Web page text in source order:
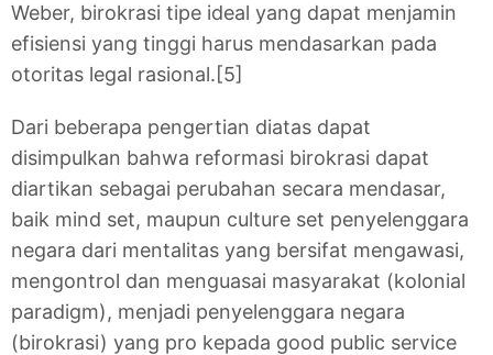
Weber, birokrasi tipe ideal yang dapat menjamin
efisiensi yang tinggi harus mendasarkan pada
otoritas legal rasional.[5]
Dari beberapa pengertian diatas dapat
disimpulkan bahwa reformasi birokrasi dapat
diartikan sebagai perubahan secara mendasar,
baik mind set, maupun culture set penyelenggara
negara dari mentalitas yang bersifat mengawasi,
mengontrol dan menguasai masyarakat (kolonial
paradigm), menjadi penyelenggara negara
(birokrasi) yang pro kepada good public service